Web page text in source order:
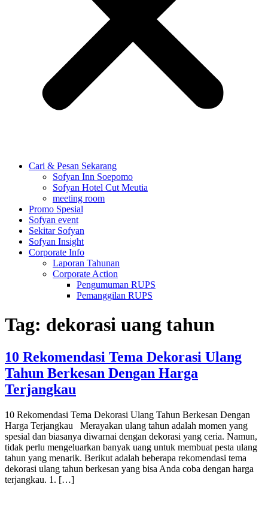
Cari & Pesan Sekarang
Sofyan Inn Soepomo
Sofyan Hotel Cut Meutia
meeting room
Promo Spesial
Sofyan event
Sekitar Sofyan
Sofyan Insight
Corporate Info
Laporan Tahunan
Corporate Action
Pengumuman RUPS
Pemanggilan RUPS
Tag: dekorasi uang tahun
10 Rekomendasi Tema Dekorasi Ulang
Tahun Berkesan Dengan Harga
Terjangkau
10 Rekomendasi Tema Dekorasi Ulang Tahun Berkesan Dengan
Harga Terjangkau Merayakan ulang tahun adalah momen yang
spesial dan biasanya diwarnai dengan dekorasi yang ceria. Namun,
tidak perlu mengeluarkan banyak uang untuk membuat pesta ulang
tahun yang menarik. Berikut adalah beberapa rekomendasi tema
dekorasi ulang tahun berkesan yang bisa Anda coba dengan harga
terjangkau. 1. […]